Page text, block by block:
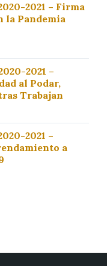
2021 – Firma
la Pandemia
2021 –
al Podar,
Trabajan
2021 –
a